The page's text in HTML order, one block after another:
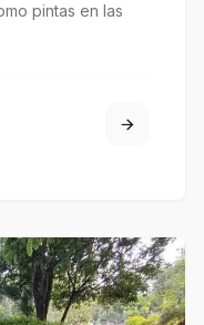
pintas en las